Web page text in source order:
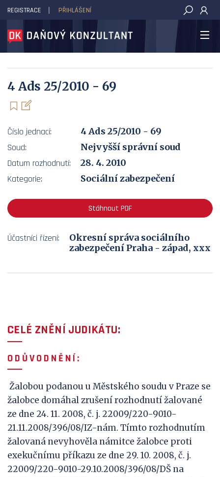
DAŇOVÝ KONZULTANT
REGISTRACE PŘIHLÁŠENÍ
4 Ads 25/2010 - 69
Číslo jednací:
4 Ads 25/2010 - 69
Soud:
Nejvyšší správní soud
Datum rozhodnutí:
28. 4. 2010
Kategorie:
Sociální zabezpečení
Stáhnout PDF
Účastníci řízení:
Okresní správa sociálního
zabezpečení Praha - západ, xxx
CELÉ ZNĚNÍ JUDIKÁTU:
O D Ů VO D N Ě N Í :
Žalobou podanou u Městského soudu v Praze se
žalobce domáhal zrušení rozhodnutí žalované
ze dne 24. 11. 2008, č. j. 22009/220-9010-
21.11.2008/396/08/IZ-nám. Tímto rozhodnutím
žalovaná nevyhověla námitce žalobce proti
exekučnímu příkazu ze dne 29. 10. 2008, č. j.
22009/220-9010-29.10.2008/396/08/DŠ na